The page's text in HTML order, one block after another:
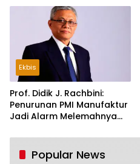
Ekbis
Prof. Didik J. Rachbini:
Penurunan PMI Manufaktur
Jadi Alarm Melemahnya
Popular News